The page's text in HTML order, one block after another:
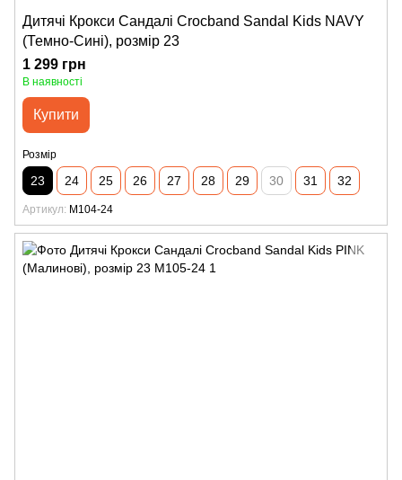
Дитячі Крокси Сандалі Crocband Sandal Kids NAVY
(Темно-Сині), розмір 23
1 299 грн
В наявності
Купити
Розмір
23 24 25 26 27 28 29 30 31 32
Артикул M104-24